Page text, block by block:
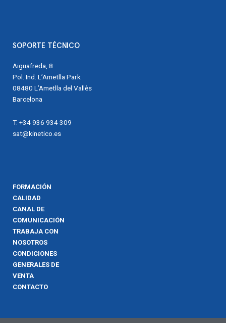
SOPORTE TÉCNICO
Aiguafreda, 8
Pol. Ind. L’Ametlla Park
08480 L’Ametlla del Vallès
Barcelona
T. +34 936 934 309
sat@kinetico.es
FORMACIÓN
CALIDAD
CANAL DE
COMUNICACIÓN
TRABAJA CON
NOSOTROS
CONDICIONES
GENERALES DE
VENTA
CONTACTO